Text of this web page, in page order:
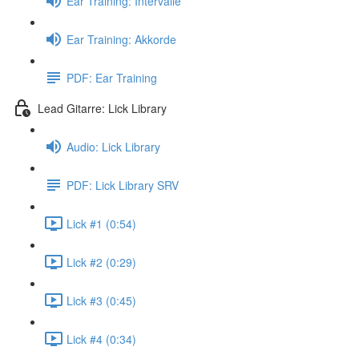
Ear Training: Akkorde
PDF: Ear Training
Lead Gitarre: Lick Library
Audio: Lick Library
PDF: Lick Library SRV
Lick #1 (0:54)
Lick #2 (0:29)
Lick #3 (0:45)
Lick #4 (0:34)